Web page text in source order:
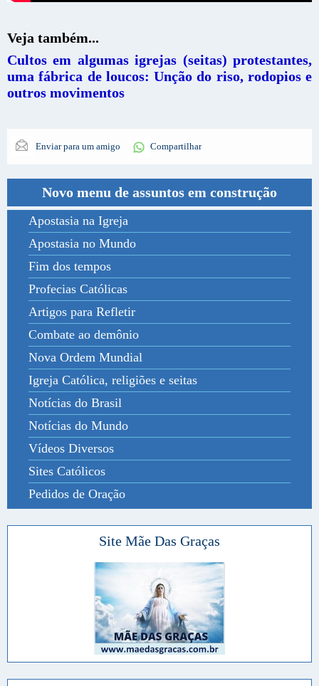
Veja também...
Cultos em algumas igrejas (seitas) protestantes,
uma fábrica de loucos: Unção do riso, rodopios e
outros movimentos
Enviar para um amigo Compartilhar
Novo menu de assuntos em construção
Apostasia na Igreja
Apostasia no Mundo
Fim dos tempos
Profecias Católicas
Artigos para Refletir
Combate ao demônio
Nova Ordem Mundial
Igreja Católica, religiões e seitas
Notícias do Brasil
Notícias do Mundo
Vídeos Diversos
Sites Católicos
Pedidos de Oração
Site Mãe Das Graças